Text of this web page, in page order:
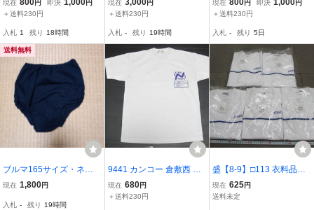
ル 2XOサイズ 新品
現在 円 即決
円
＋送料230円
入札 1 残り 18時間
品 ゼッケン 緑
現在
円
＋送料230円
入札 - 残り 19時間
ズ 女子
現在 円 即決
円
＋送料230円
入札 - 残り 5日
送料無料
ブルマ165サイズ・ネイ
ビー色
現在 1,800円
入札 - 残り 19時間
9441 カンコー 倉敷西 半
袖体操服 Lサイズ レタ
ーパック発送
現在 680円
＋送料230円
盛【8-9】□113 衣料品店
在庫品 FILA 体育着 体操
着 長袖上衣 LLサイズ 5点
現在 625円
送料未定